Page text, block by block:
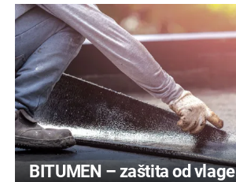
BITUMEN – zaštita od vlage